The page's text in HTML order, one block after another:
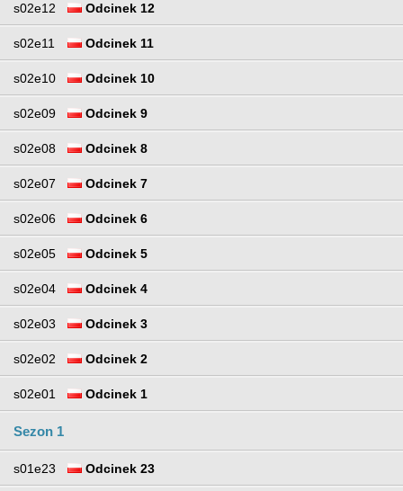
s02e12 Odcinek 12
s02e11 Odcinek 11
s02e10 Odcinek 10
s02e09 Odcinek 9
s02e08 Odcinek 8
s02e07 Odcinek 7
s02e06 Odcinek 6
s02e05 Odcinek 5
s02e04 Odcinek 4
s02e03 Odcinek 3
s02e02 Odcinek 2
s02e01 Odcinek 1
Sezon 1
s01e23 Odcinek 23